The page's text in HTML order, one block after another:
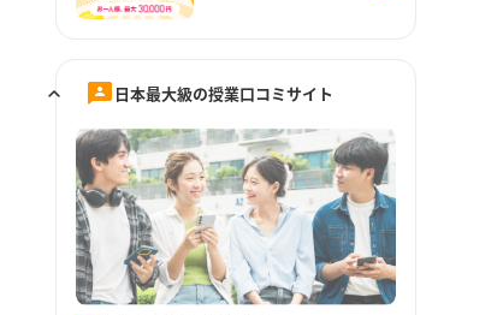
日本最大級の授業口コミサイト